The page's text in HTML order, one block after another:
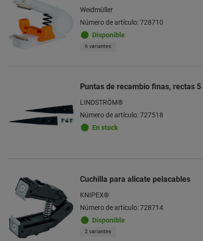
Weidmüller
Número de artículo: 728710
Disponible
6 variantes
Puntas de recambio finas, rectas
LINDSTRÖM®
Número de artículo: 727518
En stock
Cuchilla para alicate pelacables
KNIPEX®
Número de artículo: 728714
Disponible
2 variantes